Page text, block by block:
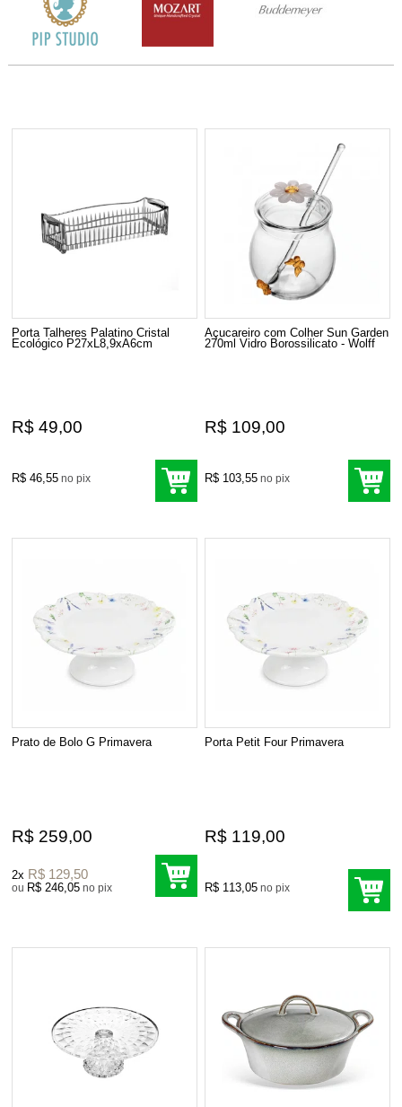
Porta Talheres Palatino Cristal
Ecológico P27xL8,9xA6cm
R$ 49,00
R$ 46,55 no pix
Açucareiro com Colher Sun Garden
270ml Vidro Borossilicato - Wolff
R$ 109,00
R$ 103,55 no pix
Prato de Bolo G Primavera
R$ 259,00
2x R$ 129,50
ou R$ 246,05 no pix
Porta Petit Four Primavera
R$ 119,00
R$ 113,05 no pix